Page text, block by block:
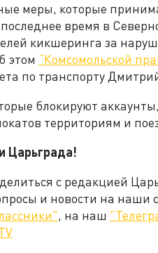
меры, которые
время в
кикшеринга за
этом “Комсомольской
по транспорту
блокируют
территориям и
Царьграда!
с редакцией
и новости на наши
, на наш